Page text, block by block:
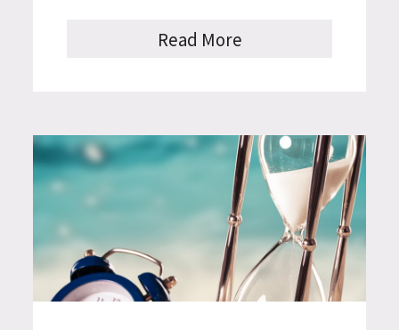
入を通した偽造商品の摘発と関
造商品を摘発する成果を挙げ
た。このような成果にもとづき
特許庁は、2024年11月に関税庁
と業務協約(MOU)を締結し、偽
造商品の国内流入の遮断にさら
に積極的にアプローチしてい
る。
Read More